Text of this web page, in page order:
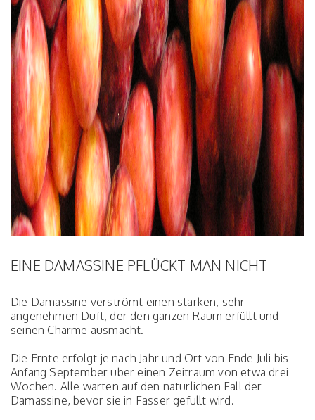
EINE DAMASSINE PFLÜCKT MAN NICHT
Die Damassine verströmt einen starken, sehr
angenehmen Duft, der den ganzen Raum erfüllt und
seinen Charme ausmacht.
Die Ernte erfolgt je nach Jahr und Ort von Ende Juli bis
Anfang September über einen Zeitraum von etwa drei
Wochen. Alle warten auf den natürlichen Fall der
Damassine, bevor sie in Fässer gefüllt wird.